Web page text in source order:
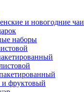
и новогодние чаи
наборы
и фруктовый